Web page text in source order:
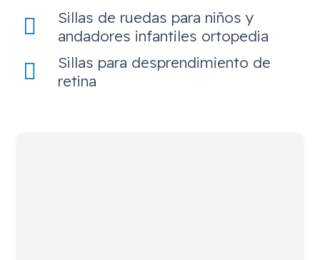
Sillas de ruedas para niños y
andadores infantiles ortopedia
Sillas para desprendimiento de
retina